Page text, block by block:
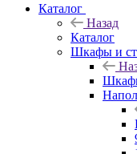
Каталог
Назад
Каталог
Шкафы и